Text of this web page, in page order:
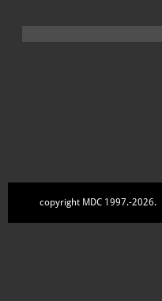
copyright MDC 1997.-2026.